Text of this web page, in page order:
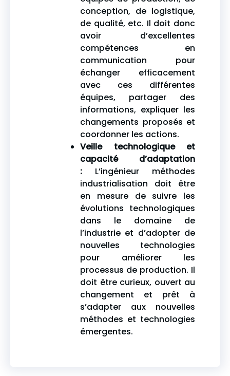
conception, de logistique,
de qualité, etc. Il doit donc
avoir d’excellentes
compétences en
communication pour
échanger efficacement
avec ces différentes
équipes, partager des
informations, expliquer les
changements proposés et
coordonner les actions.
Veille technologique et
capacité d’adaptation
: L’ingénieur méthodes
industrialisation doit être
en mesure de suivre les
évolutions technologiques
dans le domaine de
l’industrie et d’adopter de
nouvelles technologies
pour améliorer les
processus de production. Il
doit être curieux, ouvert au
changement et prêt à
s’adapter aux nouvelles
méthodes et technologies
émergentes.